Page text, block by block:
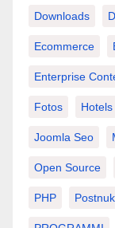
Downloads
Ecommerce
Enterprise
Fotos Hotels
Joomla Seo
Open Source
PHP